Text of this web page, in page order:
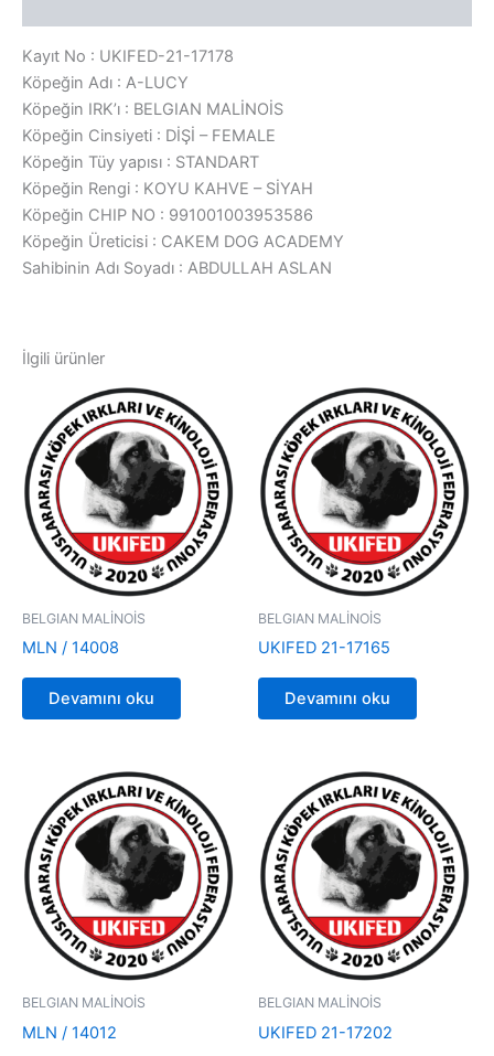
Kayıt No : UKIFED-21-17178
Köpeğin Adı : A-LUCY
Köpeğin IRK’ı : BELGIAN MALİNOİS
Köpeğin Cinsiyeti : DİŞİ – FEMALE
Köpeğin Tüy yapısı : STANDART
Köpeğin Rengi : KOYU KAHVE – SİYAH
Köpeğin CHIP NO : 991001003953586
Köpeğin Üreticisi : CAKEM DOG ACADEMY
Sahibinin Adı Soyadı : ABDULLAH ASLAN
İlgili ürünler
BELGIAN MALİNOİS
MLN / 14008
Devamını oku
BELGIAN MALİNOİS
UKIFED 21-17165
Devamını oku
BELGIAN MALİNOİS
MLN / 14012
BELGIAN MALİNOİS
UKIFED 21-17202